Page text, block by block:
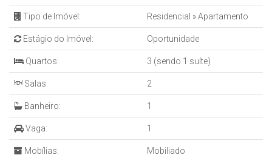
Tipo de Imóvel: Residencial »Apartamento
Estágio do Imóvel: Oportunidade
Quartos: 3 (sendo 1 suíte)
Salas: 2
Banheiro: 1
Vaga: 1
Mobílias: Mobiliado